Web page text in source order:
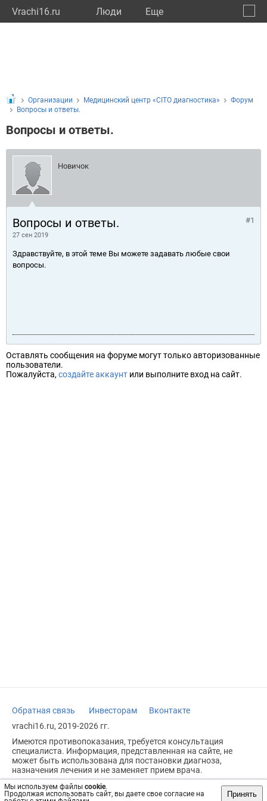
Vrachi16.ru Люди Eще
Мы используем файлы cookie.
Продолжая использовать сайт, вы даете свое согласие на
Принять
Организации Медицинский центр «CITO диагностика»
Форум
Вопросы и ответы.
Вопросы и ответы.
Новичок
Вопросы и ответы.
27 сен 2019
#1
Здравствуйте, в этой теме Вы можете задавать любые свои
вопросы.
Оставлять сообщения на форуме могут только авторизованные
пользователи.
Пожалуйста, создайте аккаунт или выполните вход на сайт.
Обратная связь Инвесторам
Вконтакте
vrachi16.ru, 2019-2026 гг.
Имеются противопоказания, требуется консультация
специалиста. Информация, представленная на сайте, не
может быть использована для постановки диагноза,
назначения лечения и не заменяет прием врача.
Возрастное ограничение: 18+